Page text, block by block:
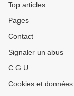
Top articles
Pages
Contact
Signaler un abus
C.G.U.
Cookies et